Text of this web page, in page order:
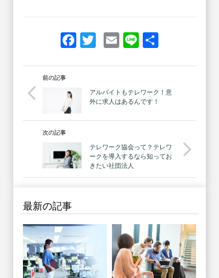
Facebook
TwitterEmail
Line
前の記事
アルバイトもテレワーク！意
外に求人はあるんです！
次の記事
テレワーク協会って？テレワ
ークを導入するなら知ってお
きたい社団法人
最新の記事